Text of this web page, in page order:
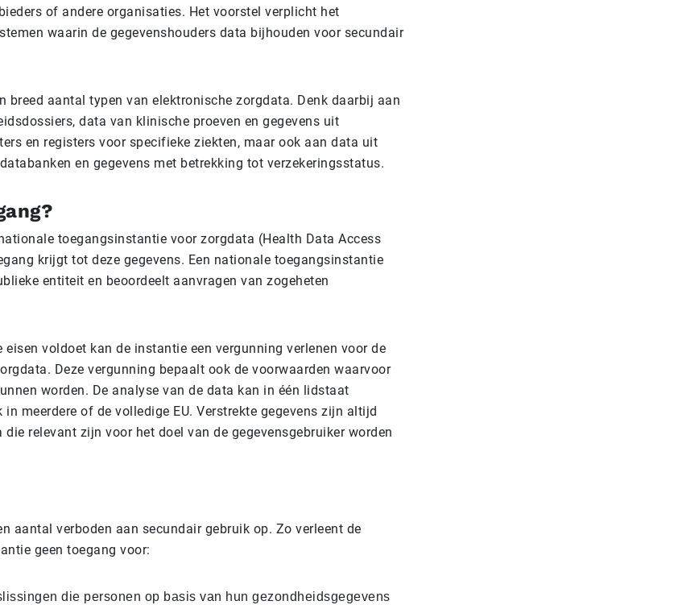
of andere organisaties. Het voorstel verplicht het
waarin de gegevenshouders data bijhouden voor secundair
breed aantal typen van elektronische zorgdata. Denk daarbij aan
data van klinische proeven en gegevens uit
en registers voor specifieke ziekten, maar ook aan data uit
en gegevens met betrekking tot verzekeringsstatus.
toegangsinstantie voor zorgdata (Health Data Access
krijgt tot deze gegevens. Een nationale toegangsinstantie
entiteit en beoordeelt aanvragen van zogeheten
eisen voldoet kan de instantie een vergunning verlenen voor de
Deze vergunning bepaalt ook de voorwaarden waarvoor
worden. De analyse van de data kan in één lidstaat
meerdere of de volledige EU. Verstrekte gegevens zijn altijd
die relevant zijn voor het doel van de gegevensgebruiker worden
aantal verboden aan secundair gebruik op. Zo verleent de
geen toegang voor:
die personen op basis van hun gezondheidsgegevens